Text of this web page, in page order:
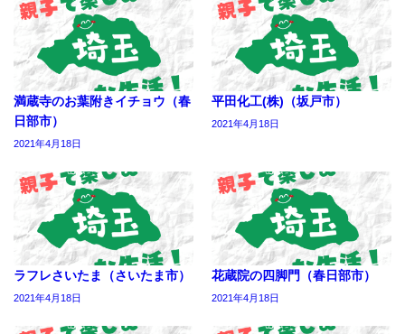
満蔵寺のお葉附きイチョウ（春
日部市）
2021年4月18日
平田化工(株)（坂戸市）
2021年4月18日
ラフレさいたま（さいたま市）
2021年4月18日
花蔵院の四脚門（春日部市）
2021年4月18日